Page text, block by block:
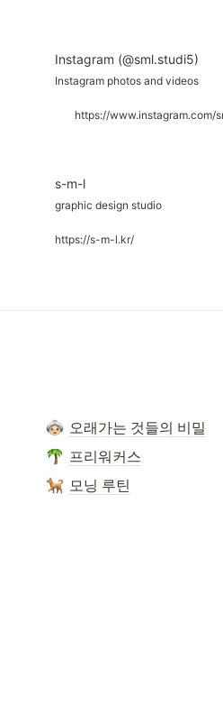
Instagram (@sml.studi5)
Instagram photos and videos
https://www.instagram.com/
s-m-l
graphic design studio
https://s-m-l.kr/
오래가는 것들의 비밀
프리워커스
모닝 루틴